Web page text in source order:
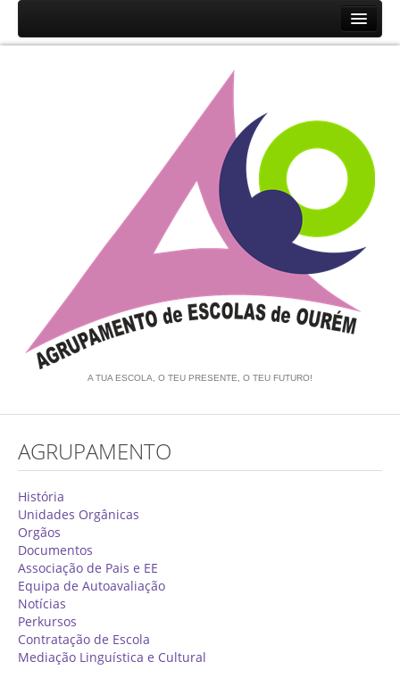
Unidades Orgânicas
Documentos
Associação de Pais e EE
Equipa de Autoavaliação
Notícias
Alunos
Oferta Formativa 2026/2027
Matrículas
Critérios Específicos de Avaliação
Ensino Profissionalizante
Horários
Educação Especial
A TUA ESCOLA, O TEU PRESENTE, O TEU FUTURO!
AGRUPAMENTO
História
Unidades Orgânicas
Orgãos
Documentos
Associação de Pais e EE
Equipa de Autoavaliação
Notícias
Perkursos
Contratação de Escola
Mediação Linguística e Cultural